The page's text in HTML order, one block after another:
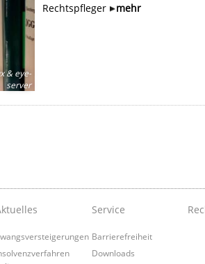
& eye-
server
Rechtspfleger
mehr
Service
Barrierefreiheit
Downloads